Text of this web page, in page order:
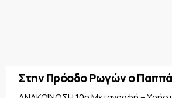
Στην Πρόοδο Ρωγών ο